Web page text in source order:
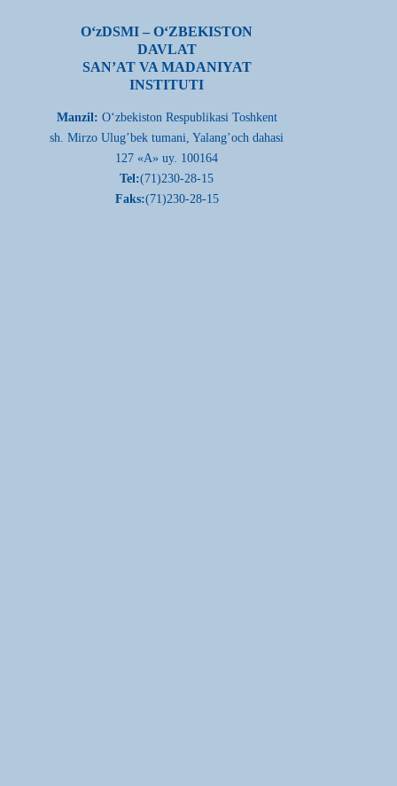
О‘zDSMI – О‘ZBEKISTON
DAVLAT
SAN’AT VA MADANIYAT
INSTITUTI
Manzil: О‘zbekiston Respublikasi Toshkent
sh. Mirzo Ulug’bek tumani, Yalang’och dahasi
127 «A» uy. 100164
Tel:(71)230-28-15
Faks:(71)230-28-15